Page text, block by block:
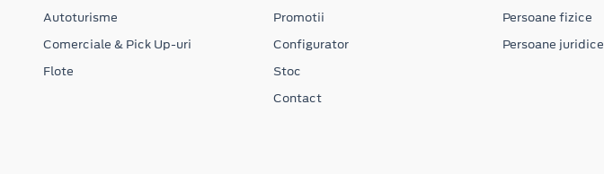
Autoturisme
Comerciale & Pick Up-uri
Flote
Promotii
Configurator
Stoc
Contact
Persoane fizice
Persoane juridice